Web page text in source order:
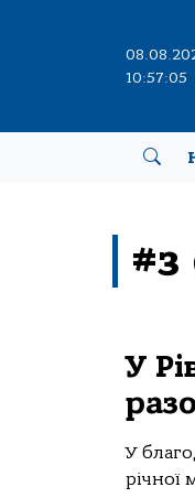
10:57:05
У
У
річної